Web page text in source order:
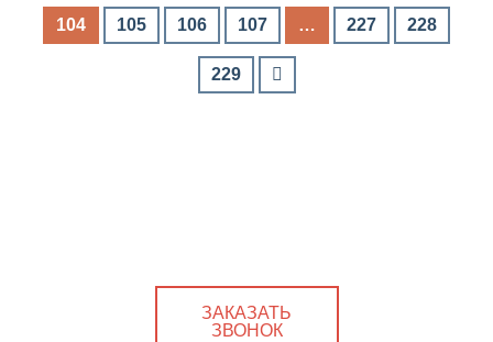
104 105 106 107 … 227 228
229
ЗАКАЗАТЬ
ЗВОНОК